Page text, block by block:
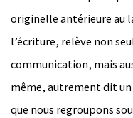
originelle antérieure au
l’écriture, relève non
communication, mais
même, autrement dit
que nous regroupons